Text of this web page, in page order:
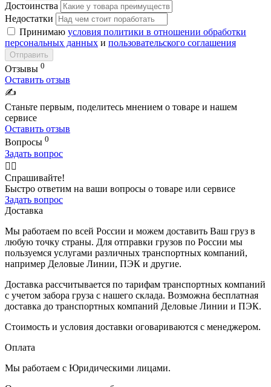
Достоинства
Недостатки
Принимаю условия политики в отношении обработки
персональных данных и пользовательского соглашения
Отправить
Отзывы 0
Оставить отзыв
✍️
Станьте первым, поделитесь мнением о товаре и нашем
сервисе
Оставить отзыв
Вопросы 0
Задать вопрос
🙋‍♂️
Спрашивайте!
Быстро ответим на ваши вопросы о товаре или сервисе
Задать вопрос
Доставка
Мы работаем по всей России и можем доставить Ваш груз в
любую точку страны. Для отправки грузов по России мы
пользуемся услугами различных транспортных компаний,
например Деловые Линии, ПЭК и другие.
Доставка рассчитывается по тарифам транспортных компаний
с учетом забора груза с нашего склада. Возможна бесплатная
доставка до транспортных компаний Деловые Линии и ПЭК.
Стоимость и условия доставки оговариваются с менеджером.
Оплата
Мы работаем с Юридическими лицами.